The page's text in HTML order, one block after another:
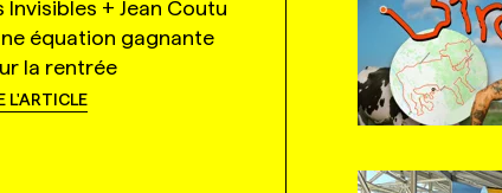
Invisibles + Jean Coutu
équation gagnante
la rentrée
L'ARTICLE